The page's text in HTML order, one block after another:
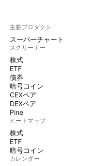
主要プロダクト
スーパーチャート
スクリーナー
株式
ETF
債券
暗号コイン
CEXペア
DEXペア
Pine
ヒートマップ
株式
ETF
暗号コイン
カレンダー